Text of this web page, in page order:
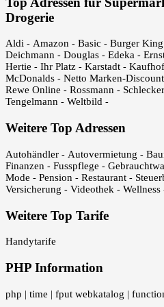
Drogerie
Aldi - Amazon - Basic - Burger King
Deichmann - Douglas - Edeka -
Hertie - Ihr Platz - Karstadt - Kaufhof
McDonalds - Netto Marken-Discount
Rewe Online - Rossmann -
Tengelmann - Weltbild -
Weitere Top Adressen
Autohändler - Autovermietung -
Finanzen - Fusspflege -
Mode - Pension - Restaurant -
Versicherung - Videothek - Wellness
Weitere Top Tarife
Handytarife
PHP Information
php time fput webkatalog